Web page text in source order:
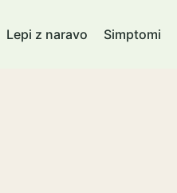
Lepi z naravo Simptomi